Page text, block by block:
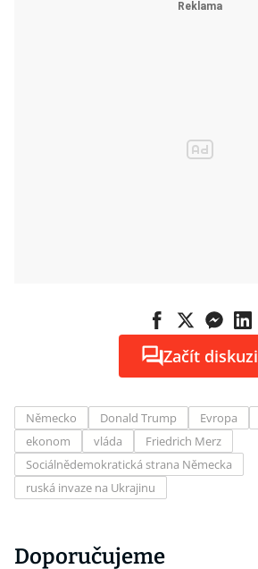
Začít diskuzi
Německo Donald Trump Evropa
ekonom
vláda
Friedrich Merz
Sociálnědemokratická strana Německa
ruská invaze na Ukrajinu
Doporučujeme